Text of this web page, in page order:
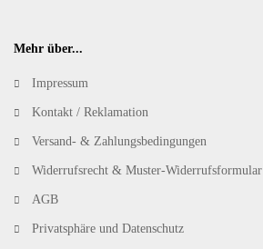
Mehr über...
Impressum
Kontakt / Reklamation
Versand- & Zahlungsbedingungen
Widerrufsrecht & Muster-Widerrufsformular
AGB
Privatsphäre und Datenschutz